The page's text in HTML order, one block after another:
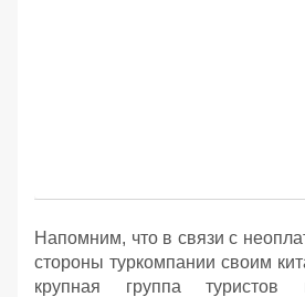
Напомним, что в связи с
стороны туркомпании своим
крупная группа